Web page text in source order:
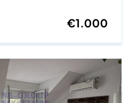
€1.000